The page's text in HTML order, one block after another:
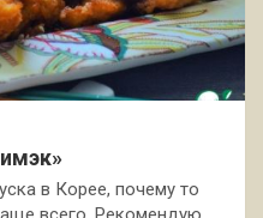
в Корее, почему то